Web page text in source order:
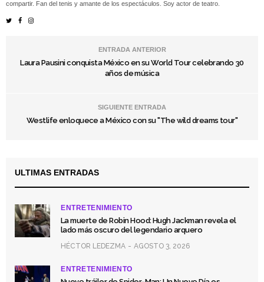
compartir. Fan del tenis y amante de los espectáculos. Soy actor de teatro.
ENTRADA ANTERIOR
Laura Pausini conquista México en su World Tour celebrando 30
años de música
SIGUIENTE ENTRADA
Westlife enloquece a México con su "The wild dreams tour"
ULTIMAS ENTRADAS
ENTRETENIMIENTO
La muerte de Robin Hood: Hugh Jackman revela el
lado más oscuro del legendario arquero
HÉCTOR LEDEZMA AGOSTO 3, 2026
ENTRETENIMIENTO